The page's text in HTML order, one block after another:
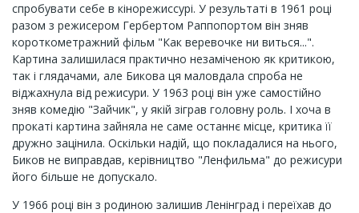
спробувати себе в кінорежиссурі. У результаті в 1961 році
разом з режисером Гербертом Раппопортом він зняв
короткометражний фільм "Как веревочке ни виться...".
Картина залишилася практично незаміченою як критикою,
так і глядачами, але Бикова ця маловдала спроба не
віджахнула від режисури. У 1963 році він уже самостійно
зняв комедію "Зайчик", у якій зіграв головну роль. І хоча в
прокаті картина зайняла не саме останнє місце, критика її
дружно зацінила. Оскільки надій, що покладалися на нього,
Биков не виправдав, керівництво "Ленфильма" до режисури
його більше не допускало.
У 1966 році він з родиною залишив Ленінград і переїхав до